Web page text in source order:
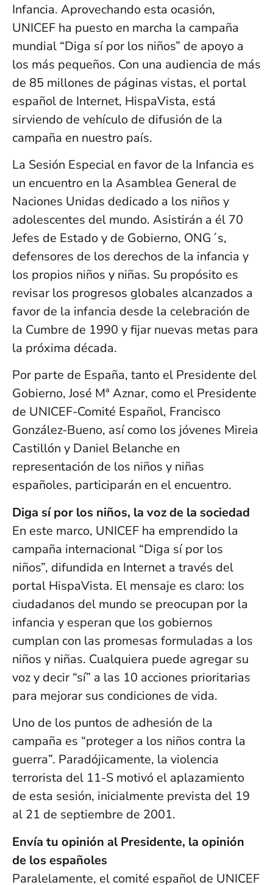
Infancia. Aprovechando esta ocasión,
UNICEF ha puesto en marcha la campaña
mundial “Diga sí por los niños” de apoyo a
los más pequeños. Con una audiencia de más
de 85 millones de páginas vistas, el portal
español de Internet, HispaVista, está
sirviendo de vehículo de difusión de la
campaña en nuestro país.
La Sesión Especial en favor de la Infancia es
un encuentro en la Asamblea General de
Naciones Unidas dedicado a los niños y
adolescentes del mundo. Asistirán a él 70
Jefes de Estado y de Gobierno, ONG´s,
defensores de los derechos de la infancia y
los propios niños y niñas. Su propósito es
revisar los progresos globales alcanzados a
favor de la infancia desde la celebración de
la Cumbre de 1990 y fijar nuevas metas para
la próxima década.
Por parte de España, tanto el Presidente del
Gobierno, José Mª Aznar, como el Presidente
de UNICEF-Comité Español, Francisco
González-Bueno, así como los jóvenes Mireia
Castillón y Daniel Belanche en
representación de los niños y niñas
españoles, participarán en el encuentro.
Diga sí por los niños, la voz de la sociedad
En este marco, UNICEF ha emprendido la
campaña internacional “Diga sí por los
niños”, difundida en Internet a través del
portal HispaVista. El mensaje es claro: los
ciudadanos del mundo se preocupan por la
infancia y esperan que los gobiernos
cumplan con las promesas formuladas a los
niños y niñas. Cualquiera puede agregar su
voz y decir “sí” a las 10 acciones prioritarias
para mejorar sus condiciones de vida.
Uno de los puntos de adhesión de la
campaña es “proteger a los niños contra la
guerra”. Paradójicamente, la violencia
terrorista del 11-S motivó el aplazamiento
de esta sesión, inicialmente prevista del 19
al 21 de septiembre de 2001.
Envía tu opinión al Presidente, la opinión
de los españoles
Paralelamente, el comité español de UNICEF